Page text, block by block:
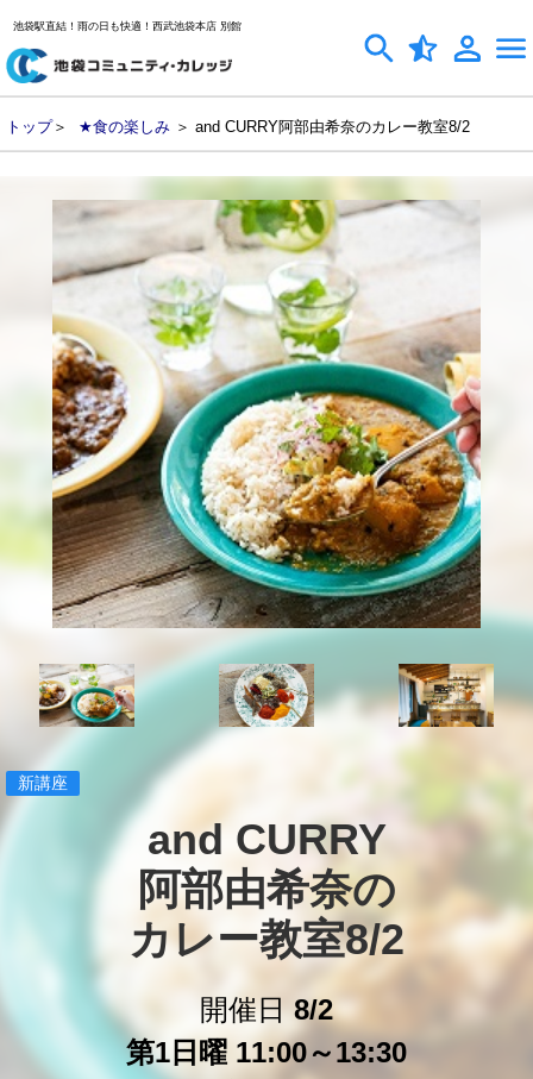
池袋駅直結！雨の日も快適！西武池袋本店 別館
トップ＞ ★食の楽しみ ＞ and CURRY阿部由希奈のカレー教室8/2
新講座
and CURRY
阿部由希奈の
カレー教室8/2
開催日8/2
第1日曜 11:00～13:30